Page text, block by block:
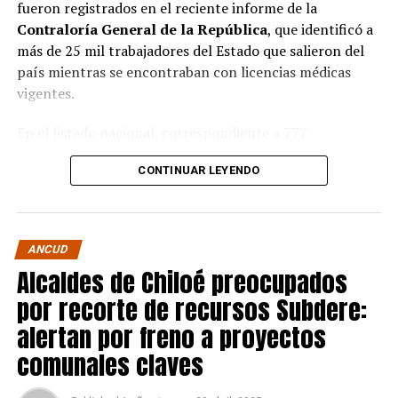
fueron registrados en el reciente informe de la
Contraloría General de la República, que identificó a
más de 25 mil trabajadores del Estado que salieron del
país mientras se encontraban con licencias médicas
vigentes.
organismos públicos, figuran varias entidades del
Municipalidad de Castro
dentro de la provincia. Le siguen laCorporación
Municipal de Quellón
Municipal de Curaco de Vélez
Salud Chiloé , con 11 . También figuran la
Municipalidad de Ancud, con5 casos; la
Municipalidad de Quellóny laMunicipalidad de
Puqueldón , con4 cada una ; la Municipalidad de
Curaco de Vélez, con2; y la
Quinchao
CONTINUAR LEYENDO
ANCUD
Alcaldes de Chiloé preocupados
por recorte de recursos Subdere:
alertan por freno a proyectos
comunales claves